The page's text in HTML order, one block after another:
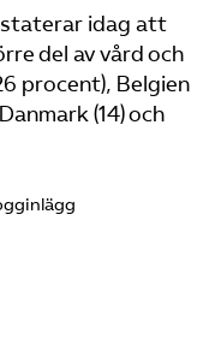
idag att
del av vård och
procent), Belgien
(14) och